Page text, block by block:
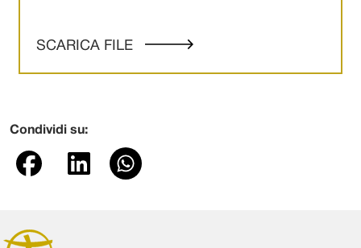
SCARICA FILE
Condividi su: